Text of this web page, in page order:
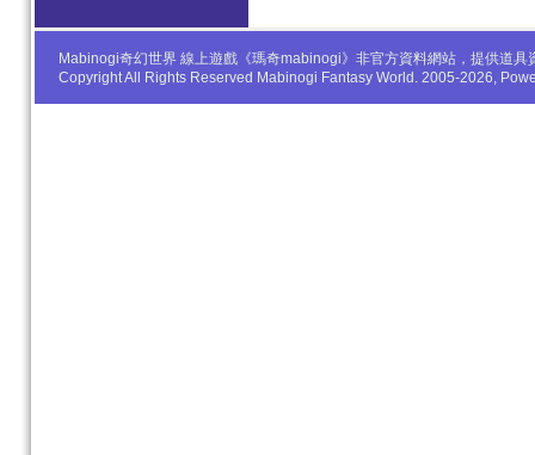
Mabinogi奇幻世界 線上遊戲《瑪奇mabinogi》非官方資料網站，提供道
Copyright All Rights Reserved Mabinogi Fantasy World. 2005-2026,